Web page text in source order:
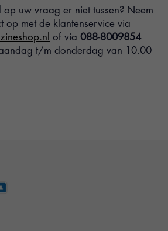
op uw vraag er niet tussen? Neem
op met de klantenservice via
of via088-8009854
t/m donderdag van 10.00